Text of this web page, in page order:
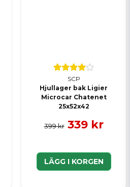
SCP
Hjullager bak Ligier
Microcar Chatenet
25x52x42
399 kr 339 kr
LÄGG I KORGEN